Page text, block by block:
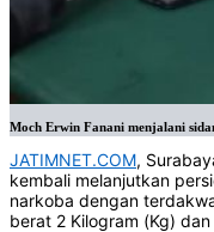
Moch Erwin Fanani menjalani
JATIMNET.COM,
kembali melanjutkan
narkoba dengan
berat 2 Kilogram (Kg)